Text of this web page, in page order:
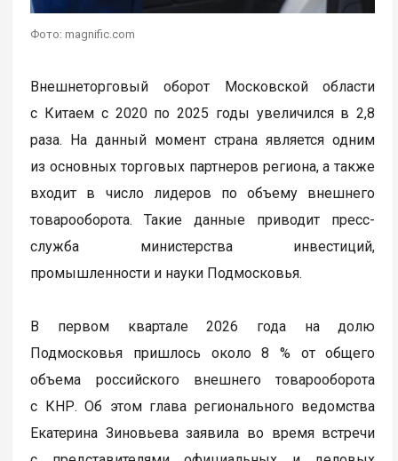
Фото: magnific.com
Внешнеторговый оборот Московской области
с Китаем с 2020 по 2025 годы увеличился в 2,8
раза. На данный момент страна является одним
из основных торговых партнеров региона, а также
входит в число лидеров по объему внешнего
товарооборота. Такие данные приводит пресс-
служба министерства инвестиций,
промышленности и науки Подмосковья.
В первом квартале 2026 года на долю
Подмосковья пришлось около 8 % от общего
объема российского внешнего товарооборота
с КНР. Об этом глава регионального ведомства
Екатерина Зиновьева заявила во время встречи